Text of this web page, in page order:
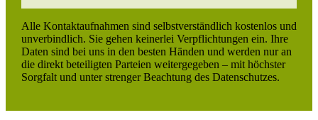
Alle Kontaktaufnahmen sind selbstverständlich kostenlos und
unverbindlich. Sie gehen keinerlei Verpflichtungen ein. Ihre
Daten sind bei uns in den besten Händen und werden nur an
die direkt beteiligten Parteien weitergegeben – mit höchster
Sorgfalt und unter strenger Beachtung des Datenschutzes.